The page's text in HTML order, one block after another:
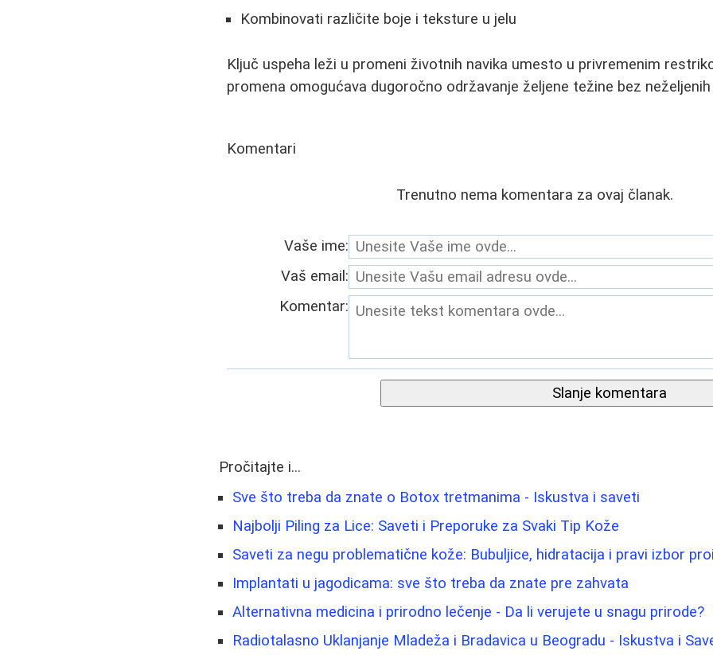
Kombinovati različite boje i teksture u jelu
Ključ uspeha leži u promeni životnih navika umesto u privremenim
promena omogućava dugoročno održavanje željene težine bez
Komentari
Trenutno nema komentara za ovaj članak.
Vaše ime:
Vaš email:
Komentar:
Slanje komentara
Pročitajte i...
Sve što treba da znate o Botox tretmanima - Iskustva i saveti
Najbolji Piling za Lice: Saveti i Preporuke za Svaki Tip Kože
Saveti za negu problematične kože: Bubuljice, hidratacija i pravi izbor
Implantati u jagodicama: sve što treba da znate pre zahvata
Alternativna medicina i prirodno lečenje - Da li verujete u snagu prirode?
Radiotalasno Uklanjanje Mladeža i Bradavica u Beogradu - Iskustva i